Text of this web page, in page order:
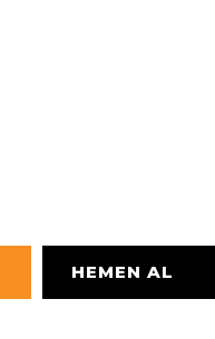
HEMEN AL